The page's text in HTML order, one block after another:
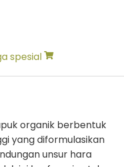
spesial
organik berbentuk
yang diformulasikan
unsur hara